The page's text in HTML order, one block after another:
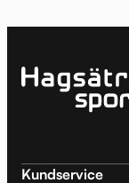
Kundservice